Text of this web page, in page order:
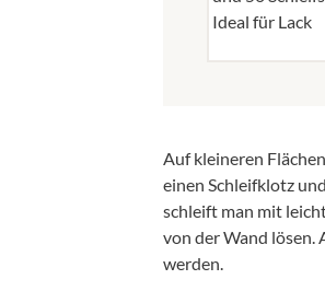
Auf kleineren
einen Schleifklotz
schleift man mit
von der Wand lösen.
werden.